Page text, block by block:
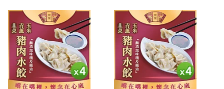
Jamie(7) Oliver(7)
丸尾末廣(7)
中國醫藥科技出版社(27)
天津楊柳青畫社(27) 尖端(27)
知翎文化(27)